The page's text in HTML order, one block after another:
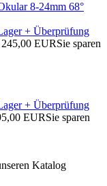
8-24mm 68°
+ Überprüfung
245,00 EURSie sparen
+ Überprüfung
EURSie sparen
Katalog